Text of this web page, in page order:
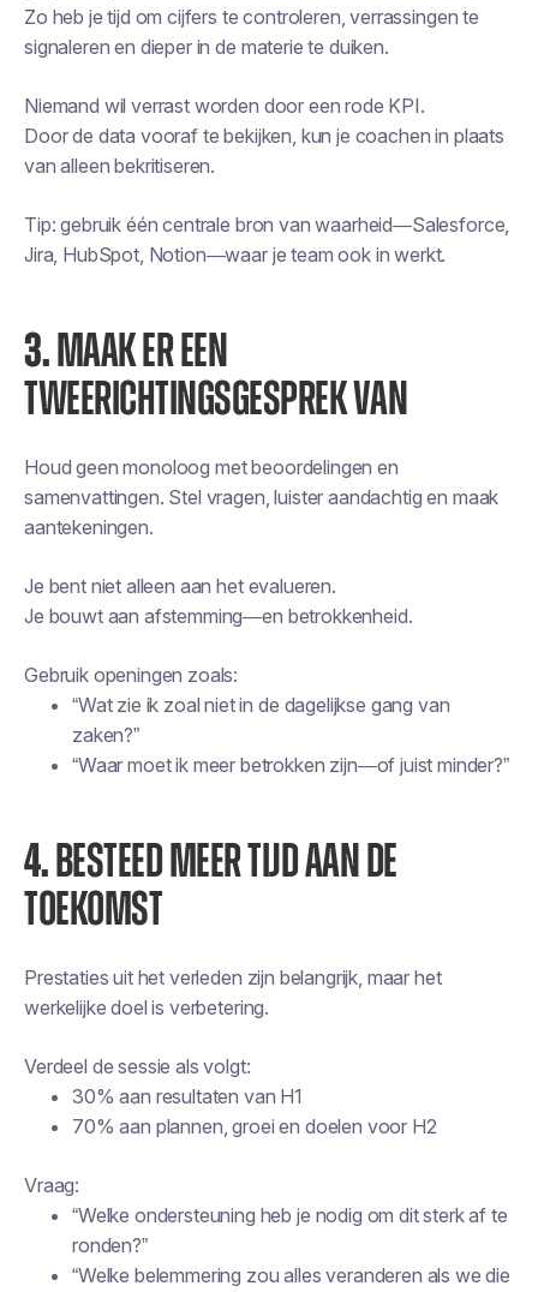
Zo heb je tijd om cijfers te controleren, verrassingen te
signaleren en dieper in de materie te duiken.
Niemand wil verrast worden door een rode KPI.
Door de data vooraf te bekijken, kun je coachen in plaats
van alleen bekritiseren.
Tip: gebruik één centrale bron van waarheid—Salesforce,
Jira, HubSpot, Notion—waar je team ook in werkt.
3. MAAK ER EEN
TWEERICHTINGSGESPREK VAN
Houd geen monoloog met beoordelingen en
samenvattingen. Stel vragen, luister aandachtig en maak
aantekeningen.
Je bent niet alleen aan het evalueren.
Je bouwt aan afstemming—en betrokkenheid.
Gebruik openingen zoals:
“Wat zie ik zoal niet in de dagelijkse gang van
zaken?”
“Waar moet ik meer betrokken zijn—of juist minder?”
4. BESTEED MEER TIJD AAN DE
TOEKOMST
Prestaties uit het verleden zijn belangrijk, maar het
werkelijke doel is verbetering.
Verdeel de sessie als volgt:
30% aan resultaten van H1
70% aan plannen, groei en doelen voor H2
Vraag:
“Welke ondersteuning heb je nodig om dit sterk af te
ronden?”
“Welke belemmering zou alles veranderen als we die